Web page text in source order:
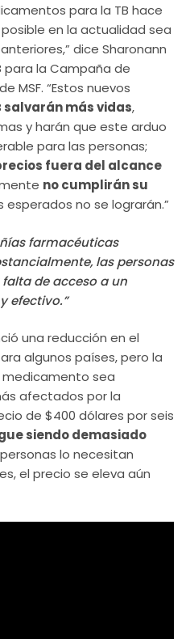
para la TB hace
en la actualidad sea
dice Sharonann
para la Campaña de
MSF. “Estos nuevos
salvarán más vidas,
y harán que este arduo
para las personas;
fuera del alcance
no cumplirán su
esperados no se lograrán.”
farmacéuticas
las personas
de acceso a un
efectivo.”
una reducción en el
algunos países, pero la
medicamento sea
afectados por la
de $400 dólares por seis
siendo demasiado
lo necesitan
el precio se eleva aún